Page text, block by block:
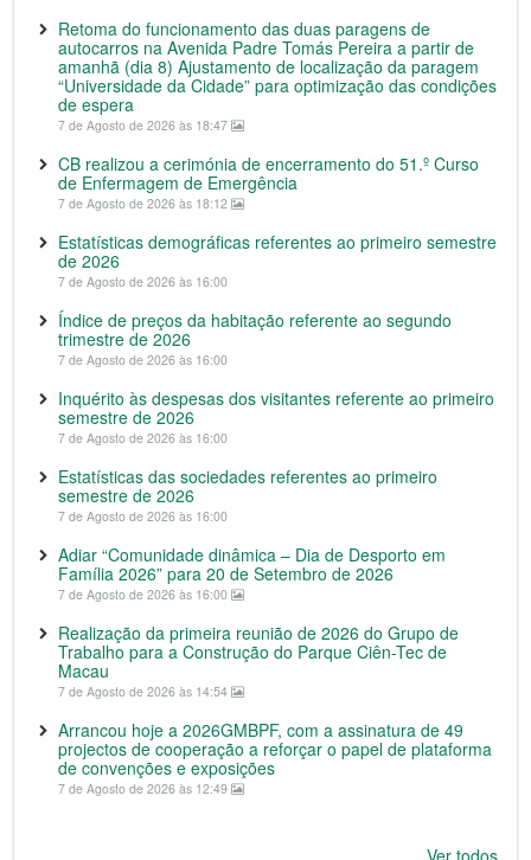
Retoma do funcionamento das duas paragens de
autocarros na Avenida Padre Tomás Pereira a partir de
amanhã (dia 8) Ajustamento de localização da paragem
“Universidade da Cidade” para optimização das condições
de espera
7 de Agosto de 2026 às 18:47
CB realizou a cerimónia de encerramento do 51.º Curso
de Enfermagem de Emergência
7 de Agosto de 2026 às 18:12
Estatísticas demográficas referentes ao primeiro semestre
de 2026
7 de Agosto de 2026 às 16:00
Índice de preços da habitação referente ao segundo
trimestre de 2026
7 de Agosto de 2026 às 16:00
Inquérito às despesas dos visitantes referente ao primeiro
semestre de 2026
7 de Agosto de 2026 às 16:00
Estatísticas das sociedades referentes ao primeiro
semestre de 2026
7 de Agosto de 2026 às 16:00
Adiar “Comunidade dinâmica – Dia de Desporto em
Família 2026” para 20 de Setembro de 2026
7 de Agosto de 2026 às 16:00
Realização da primeira reunião de 2026 do Grupo de
Trabalho para a Construção do Parque Ciên-Tec de
Macau
7 de Agosto de 2026 às 14:54
Arrancou hoje a 2026GMBPF, com a assinatura de 49
projectos de cooperação a reforçar o papel de plataforma
de convenções e exposições
7 de Agosto de 2026 às 12:49
Ver todos